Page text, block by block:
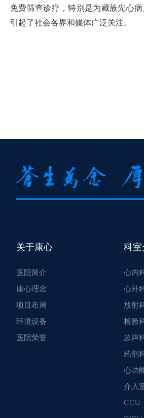
免费筛查诊疗，特别是为藏族先心
引起了社会各界和媒体广泛关注。
关于康心
医院简介
康心理念
项目布局
环境设备
医院荣誉
科室
心内
心外
放射
检验
超声
药剂
心功
介入
CCU